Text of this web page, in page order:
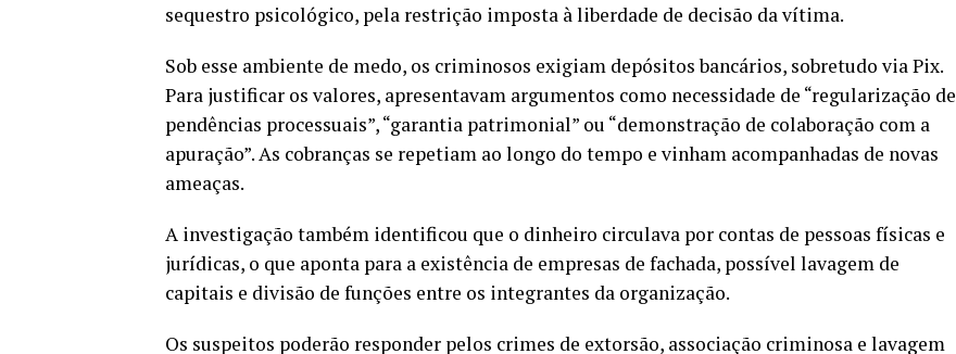
sequestro psicológico, pela restrição imposta à liberdade de decisão da vítima.
Sob esse ambiente de medo, os criminosos exigiam depósitos bancários, sobretudo via Pix.
Para justificar os valores, apresentavam argumentos como necessidade de “regularização de
pendências processuais”, “garantia patrimonial” ou “demonstração de colaboração com a
apuração”. As cobranças se repetiam ao longo do tempo e vinham acompanhadas de novas
ameaças.
A investigação também identificou que o dinheiro circulava por contas de pessoas físicas e
jurídicas, o que aponta para a existência de empresas de fachada, possível lavagem de
capitais e divisão de funções entre os integrantes da organização.
Os suspeitos poderão responder pelos crimes de extorsão, associação criminosa e lavagem